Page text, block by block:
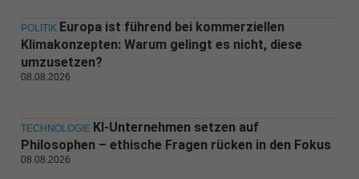
POLITIK Europa ist führend bei kommerziellen
Klimakonzepten: Warum gelingt es nicht, diese
umzusetzen?
08.08.2026
TECHNOLOGIE KI-Unternehmen setzen auf
Philosophen – ethische Fragen rücken in den Fokus
08.08.2026